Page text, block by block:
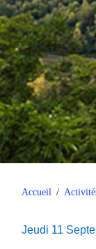
Accueil /
Jeudi 11